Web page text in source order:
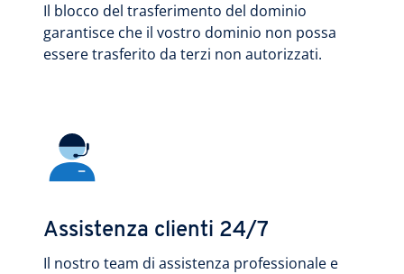
Il blocco del trasferimento del dominio
garantisce che il vostro dominio non possa
essere trasferito da terzi non autorizzati.
Assistenza clienti 24/7
Il nostro team di assistenza professionale e